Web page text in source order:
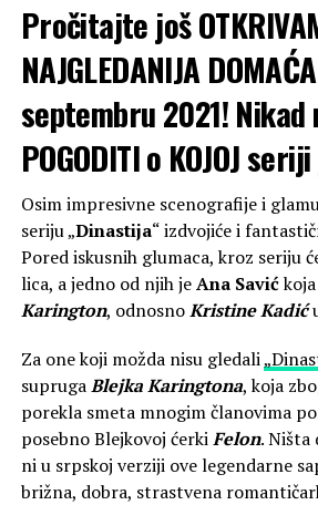
Pročitajte još
NAJGLEDANIJA
septembru 2021! Nikad
POGODITI o KOJOJ
Osim impresivne scenografije i
seriju „Dinastija“ izdvojiće i
Pored iskusnih glumaca, kroz seriju
lica, a jedno od njih jeAna Savić
Karington, odnosnoKristine Kadić
Za one koji možda nisu gledali
suprugaBlejka Karingtona, koja
porekla smeta mnogim članovima
posebno Blejkovoj ćerkiFelon. Ništa
ni u srpskoj verziji ove legendarne
brižna, dobra, strastvena